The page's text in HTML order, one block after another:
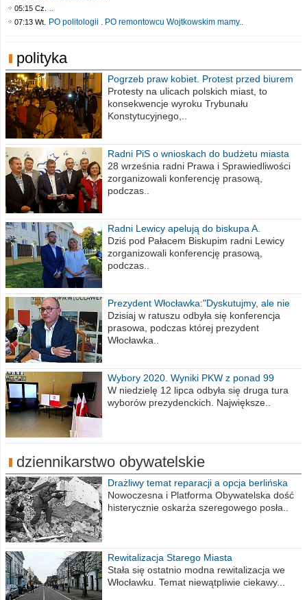
05:15 Cz. ..
07:13 Wt. PO politologii . PO remontowcu Wojtkowskim mamy..
polityka
Pogrzeb praw kobiet. Protest przed biurem
poselskim PiS
Protesty na ulicach polskich miast, to
konsekwencje wyroku Trybunału
Konstytucyjnego,..
Radni PiS o wnioskach do budżetu miasta
na 2021 rok
28 września radni Prawa i Sprawiedliwości
zorganizowali konferencję prasową,
podczas..
Radni Lewicy apelują do biskupa A.
Wiesława Meringa
Dziś pod Pałacem Biskupim radni Lewicy
zorganizowali konferencję prasową,
podczas..
Prezydent Włocławka:"Dyskutujmy, ale nie
obrażajmy się”
Dzisiaj w ratuszu odbyła się konferencja
prasowa, podczas której prezydent
Włocławka..
Wybory 2020. Wyniki PKW z ponad 99
procent obwodów
W niedzielę 12 lipca odbyła się druga tura
wyborów prezydenckich. Największe..
dziennikarstwo obywatelskie
Drażliwy temat reparacji a opcja berlińska
Nowoczesna i Platforma Obywatelska dość
histerycznie oskarża szeregowego posła..
Rewitalizacja Starego Miasta
Stała się ostatnio modna rewitalizacja we
Włocławku. Temat niewątpliwie ciekawy...